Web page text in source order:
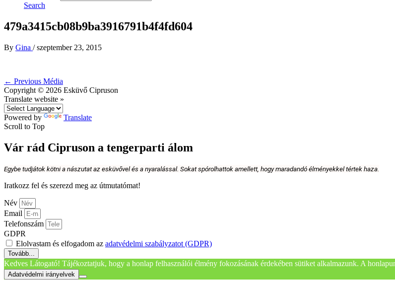
Search
479a3415cb08b9ba3916791b4f4fd604
By Gina /szeptember 23, 2015
← Previous Média
Copyright © 2026 Esküvő Cipruson
Translate website »
Powered by
Translate
Scroll to Top
Vár rád Cipruson a tengerparti álom
Egybe tudjátok kötni a nászutat az esküvővel és a nyaralással. Sokat spórolhattok amellett, hogy maradandó élményekkel tértek haza.
Iratkozz fel és szerezd meg az útmutatómat!
Név
Email
Telefonszám
GDPR
Elolvastam és elfogadom az adatvédelmi szabályzatot (GDPR)
Tovább...
Kedves Látogató! Tájékoztatjuk, hogy a honlap felhasználói élmény fokozásának érdekében sütiket alkalmazunk. A
Adatvédelmi irányelvek